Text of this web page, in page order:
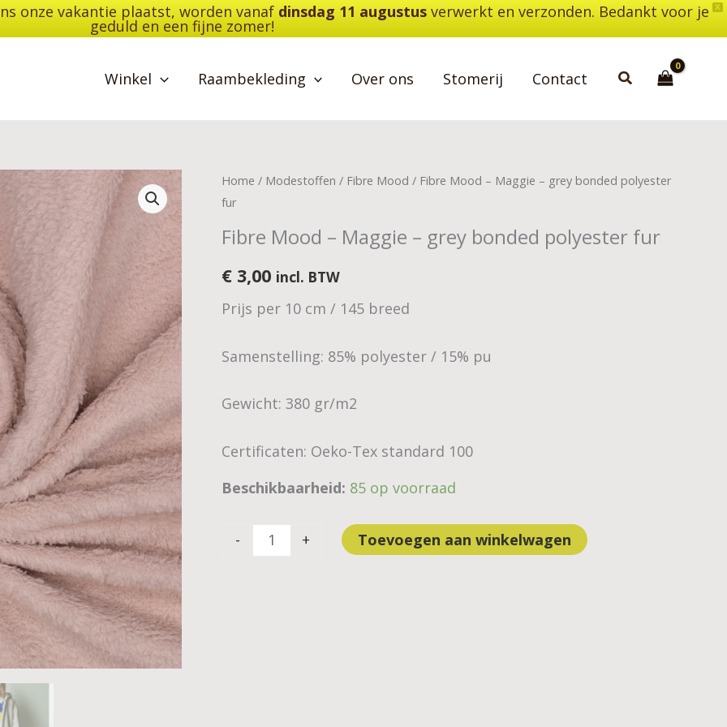
X
onze vakantie plaatst, worden vanaf dinsdag 11 augustusverwerkt en verzonden. Bedankt voor je
geduld en een fijne zomer!
Winkel Raambekleding Over ons Stomerij Contact Zoeken
Home / Modestoffen / Fibre Mood / Fibre Mood – Maggie – grey bonded polyester
fur
Fibre Mood – Maggie – grey bonded polyester fur
€ 3,00 incl. BTW
Prijs per 10 cm / 145 breed
Samenstelling: 85% polyester / 15% pu
Gewicht: 380 gr/m2
Certificaten: Oeko-Tex standard 100
Beschikbaarheid: 85 op voorraad
-
Fibre
Mood
Maggie
-
grey
bonded
fur
+ Toevoegen aan winkelwagen